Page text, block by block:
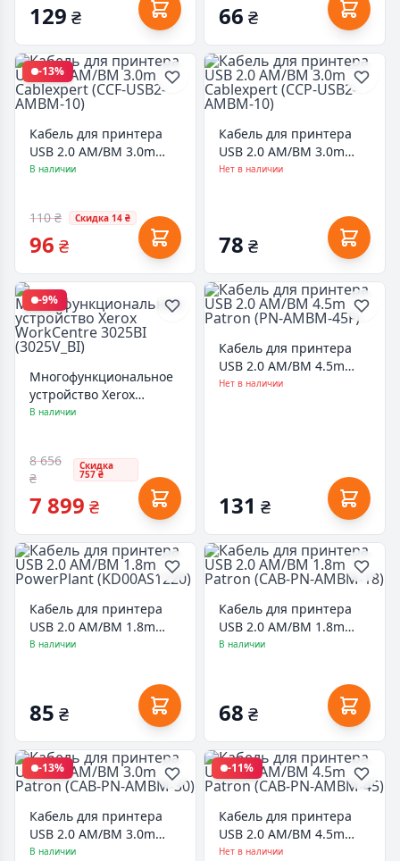
129 ₴ 66 ₴
-13%
Кабель для принтера
USB 2.0 AM/BM 3.0m
Cablexpert (CCF-USB2-
В наличии
110 ₴ Скидка 14 ₴
96 ₴
Кабель для принтера
USB 2.0 AM/BM 3.0m
Cablexpert (CCP-USB2-
Нет в наличии
78 ₴
-9%
Многофункциональное
устройство Xerox
WorkCentre 3025BI
В наличии
8 656
₴
Скидка
757 ₴
7 899 ₴
Кабель для принтера
USB 2.0 AM/BM 4.5m
Patron (PN-AMBM-45F)
Нет в наличии
131 ₴
Кабель для принтера
USB 2.0 AM/BM 1.8m
PowerPlant
В наличии
85 ₴
Кабель для принтера
USB 2.0 AM/BM 1.8m
Patron (CAB-PN-AMBM-
В наличии
68 ₴
-13%
Кабель для принтера
USB 2.0 AM/BM 3.0m
Patron (CAB-PN-AMBM-
В наличии
-11%
Кабель для принтера
USB 2.0 AM/BM 4.5m
Patron (CAB-PN-AMBM-
Нет в наличии